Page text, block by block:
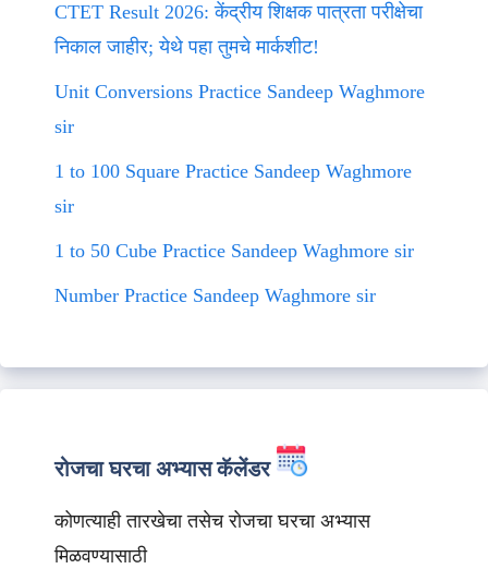
CTET Result 2026: केंद्रीय शिक्षक पात्रता परीक्षेचा
निकाल जाहीर; येथे पहा तुमचे मार्कशीट!
Unit Conversions Practice Sandeep Waghmore
sir
1 to 100 Square Practice Sandeep Waghmore
sir
1 to 50 Cube Practice Sandeep Waghmore sir
Number Practice Sandeep Waghmore sir
रोजचा घरचा अभ्यास कॅलेंडर
कोणत्याही तारखेचा तसेच रोजचा घरचा अभ्यास
मिळवण्यासाठी